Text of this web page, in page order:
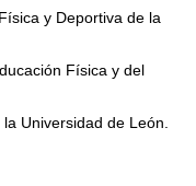
y Deportiva de la
Física y del
Universidad de León.